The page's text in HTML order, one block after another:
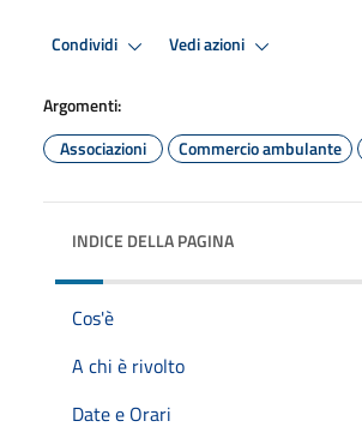
Condividi Vedi azioni
Argomenti:
Associazioni
Commercio ambulante
INDICE DELLA PAGINA
Cos'è
A chi è rivolto
Date e Orari